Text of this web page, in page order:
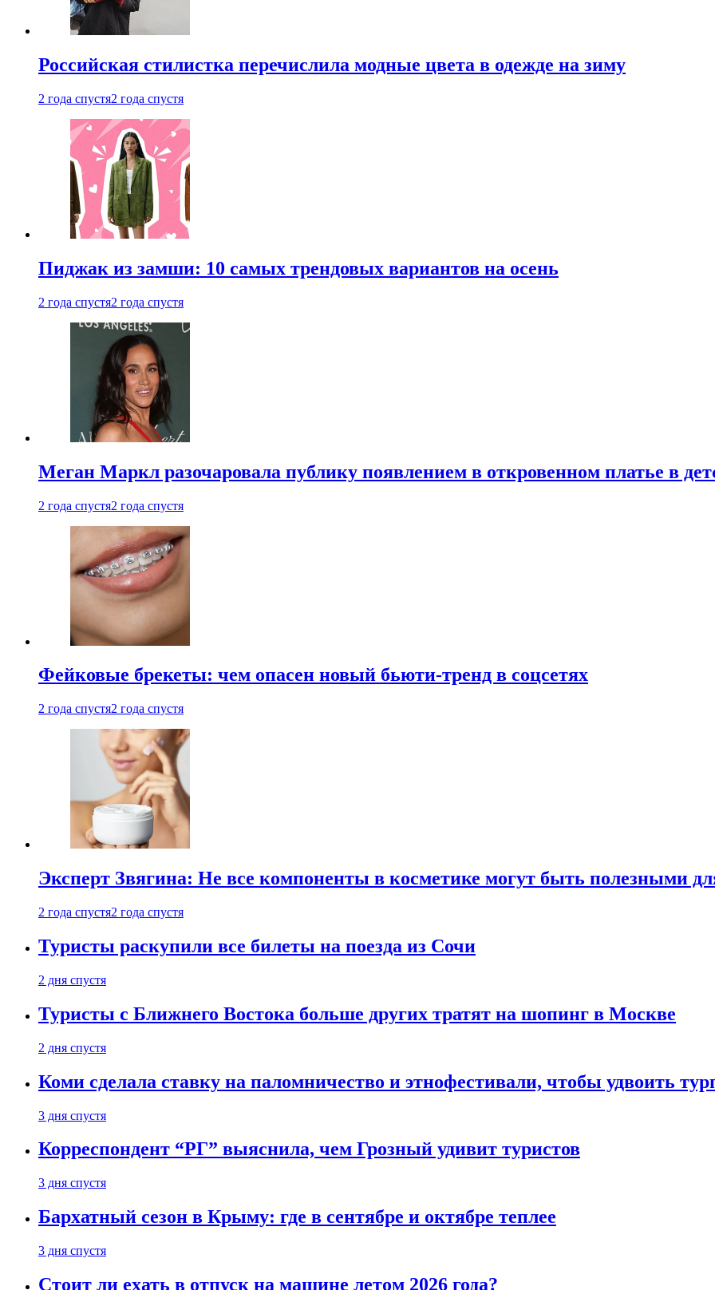
Российская стилистка перечислила модные цвета в одежде на зиму
2 года спустя2 года спустя
Пиджак из замши: 10 самых трендовых вариантов на осень
2 года спустя2 года спустя
Меган Маркл разочаровала публику появлением в откровенном платье в
2 года спустя2 года спустя
Фейковые брекеты: чем опасен новый бьюти-тренд в соцсетях
2 года спустя2 года спустя
Эксперт Звягина: Не все компоненты в косметике могут быть полезными
2 года спустя2 года спустя
Туристы раскупили все билеты на поезда из Сочи
2 дня спустя
Туристы с Ближнего Востока больше других тратят на шопинг в Москве
2 дня спустя
Коми сделала ставку на паломничество и этнофестивали, чтобы удвоить
3 дня спустя
Корреспондент “РГ” выяснила, чем Грозный удивит туристов
3 дня спустя
Бархатный сезон в Крыму: где в сентябре и октябре теплее
3 дня спустя
Стоит ли ехать в отпуск на машине летом 2026 года?